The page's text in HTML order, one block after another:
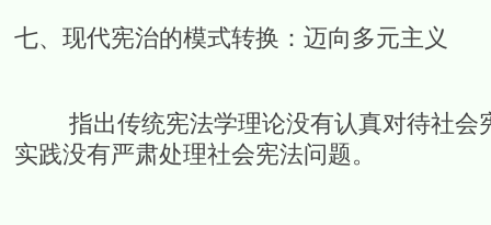
七、现代宪治的模式转换：迈向多元主义
指出传统宪法学理论没有认真对待社会
实践没有严肃处理社会宪法问题。